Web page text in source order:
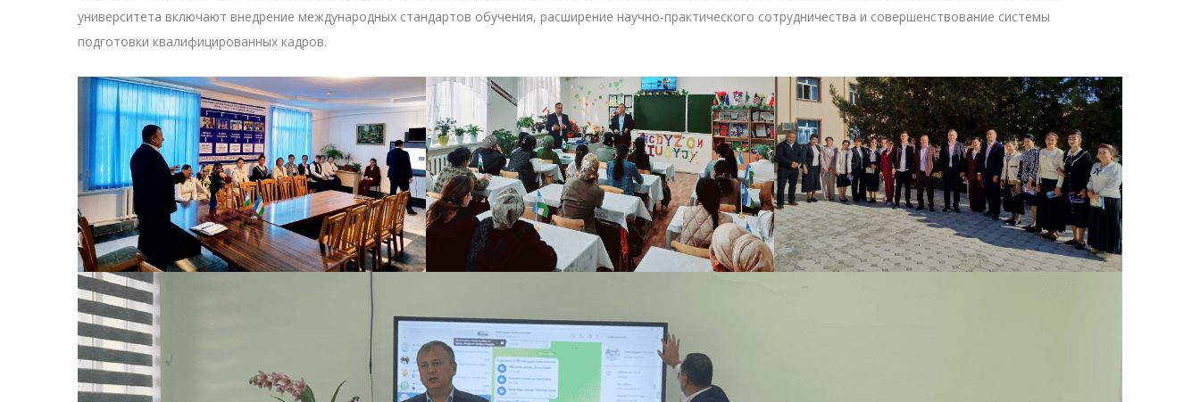
университета включают внедрение международных стандартов обучения, расширение научно-практического сотрудничества и совершенствование системы
подготовки квалифицированных кадров.